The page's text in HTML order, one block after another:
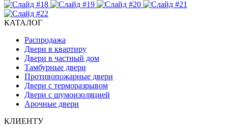
КАТАЛОГ
Распродажа
Двери в квартиру
Двери в частный дом
Тамбурные двери
Противопожарные двери
Двери с терморазрывом
Двери с шумоизоляцией
Арочные двери
КЛИЕНТУ